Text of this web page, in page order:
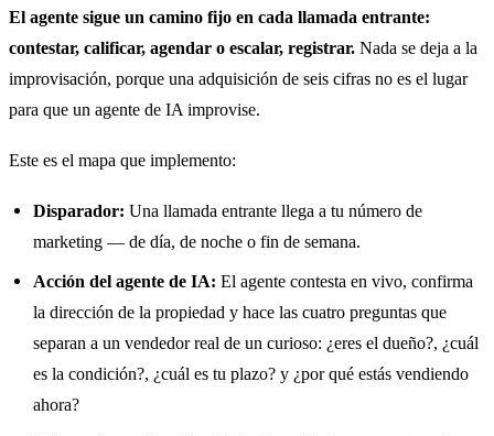
El agente sigue un camino fijo en cada llamada entrante:
contestar, calificar, agendar o escalar, registrar. Nada se deja a la
improvisación, porque una adquisición de seis cifras no es el lugar
para que un agente de IA improvise.
Este es el mapa que implemento:
Disparador: Una llamada entrante llega a tu número de
marketing — de día, de noche o fin de semana.
Acción del agente de IA: El agente contesta en vivo, confirma
la dirección de la propiedad y hace las cuatro preguntas que
separan a un vendedor real de un curioso: ¿eres el dueño?, ¿cuál
es la condición?, ¿cuál es tu plazo? y ¿por qué estás vendiendo
ahora?